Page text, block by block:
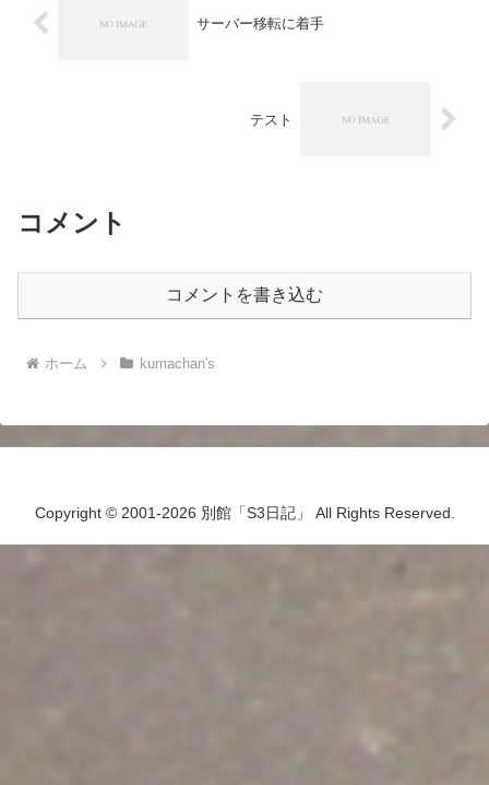
サーバー移転に着手
テスト
コメント
コメントを書き込む
ホーム kumachan's
Copyright © 2001-2026 別館「S3日記」 All Rights Reserved.